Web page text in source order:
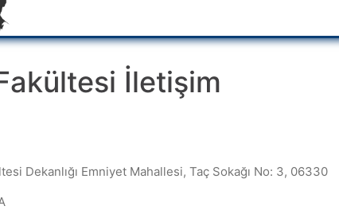
İletişim
Dekanlığı Emniyet Mahallesi, Taç Sokağı No: 3, 06330